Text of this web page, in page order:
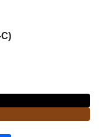
C)
66W Fast Charging